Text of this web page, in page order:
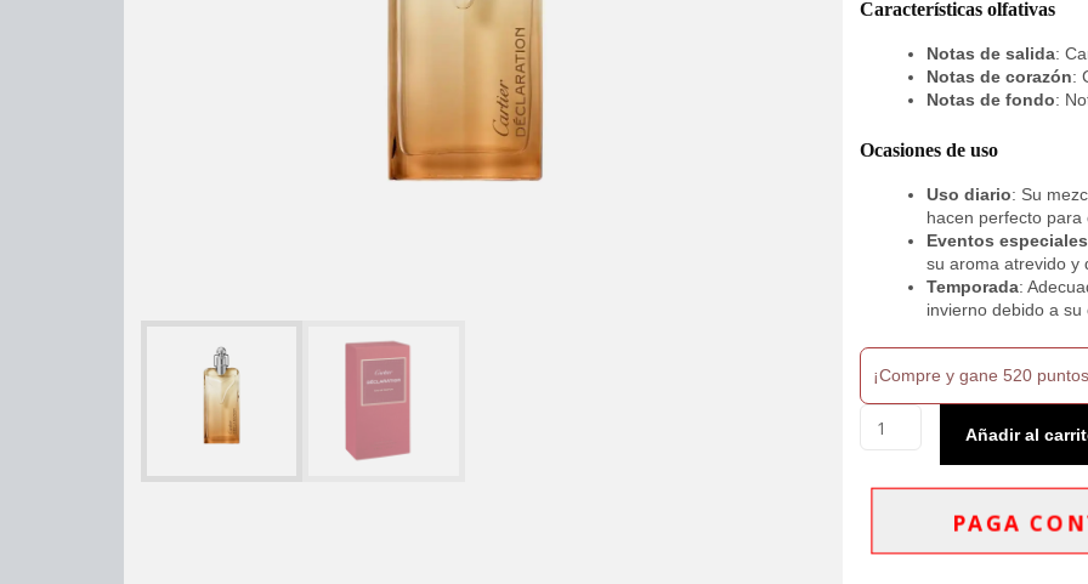
Características olfativas
Notas de salida:
Notas de corazón:
Notas de fondo:
Ocasiones de uso
Uso diario: Su
hacen perfecto para
Eventos especiales
su aroma atrevido y
Temporada:
invierno debido a
¡Compre y gane 520
Declaration
de
Hombre
Añadir al
PAGA